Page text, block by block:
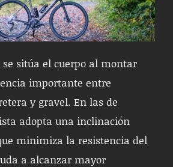
sitúa el cuerpo al montar
importante entre
y gravel. En las de
adopta una inclinación
minimiza la resistencia del
a alcanzar mayor